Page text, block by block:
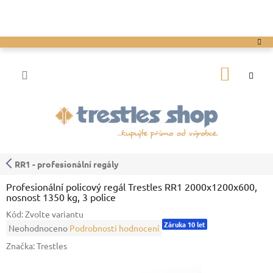
RR1 - profesionální regály
Profesionální policový regál Trestles RR1 2000x1200x600,
nosnost 1350 kg, 3 police
Kód:Zvolte variantu
Průměrné
produktu
Neohodnoceno Podrobnosti hodnocení Záruka 10 let
Značka:Trestles